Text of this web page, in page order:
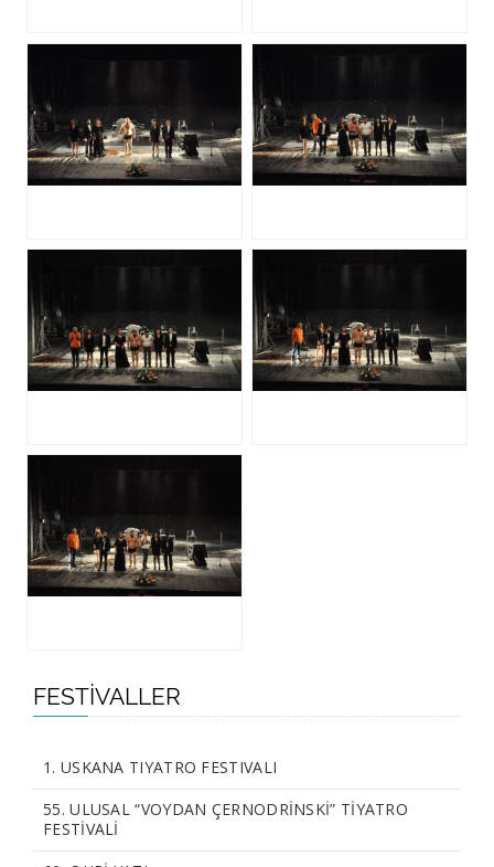
FESTIVALLER
1. USKANA TIYATRO FESTIVALI
55. ULUSAL “VOYDAN ÇERNODRİNSKİ” TİYATRO
FESTİVALİ